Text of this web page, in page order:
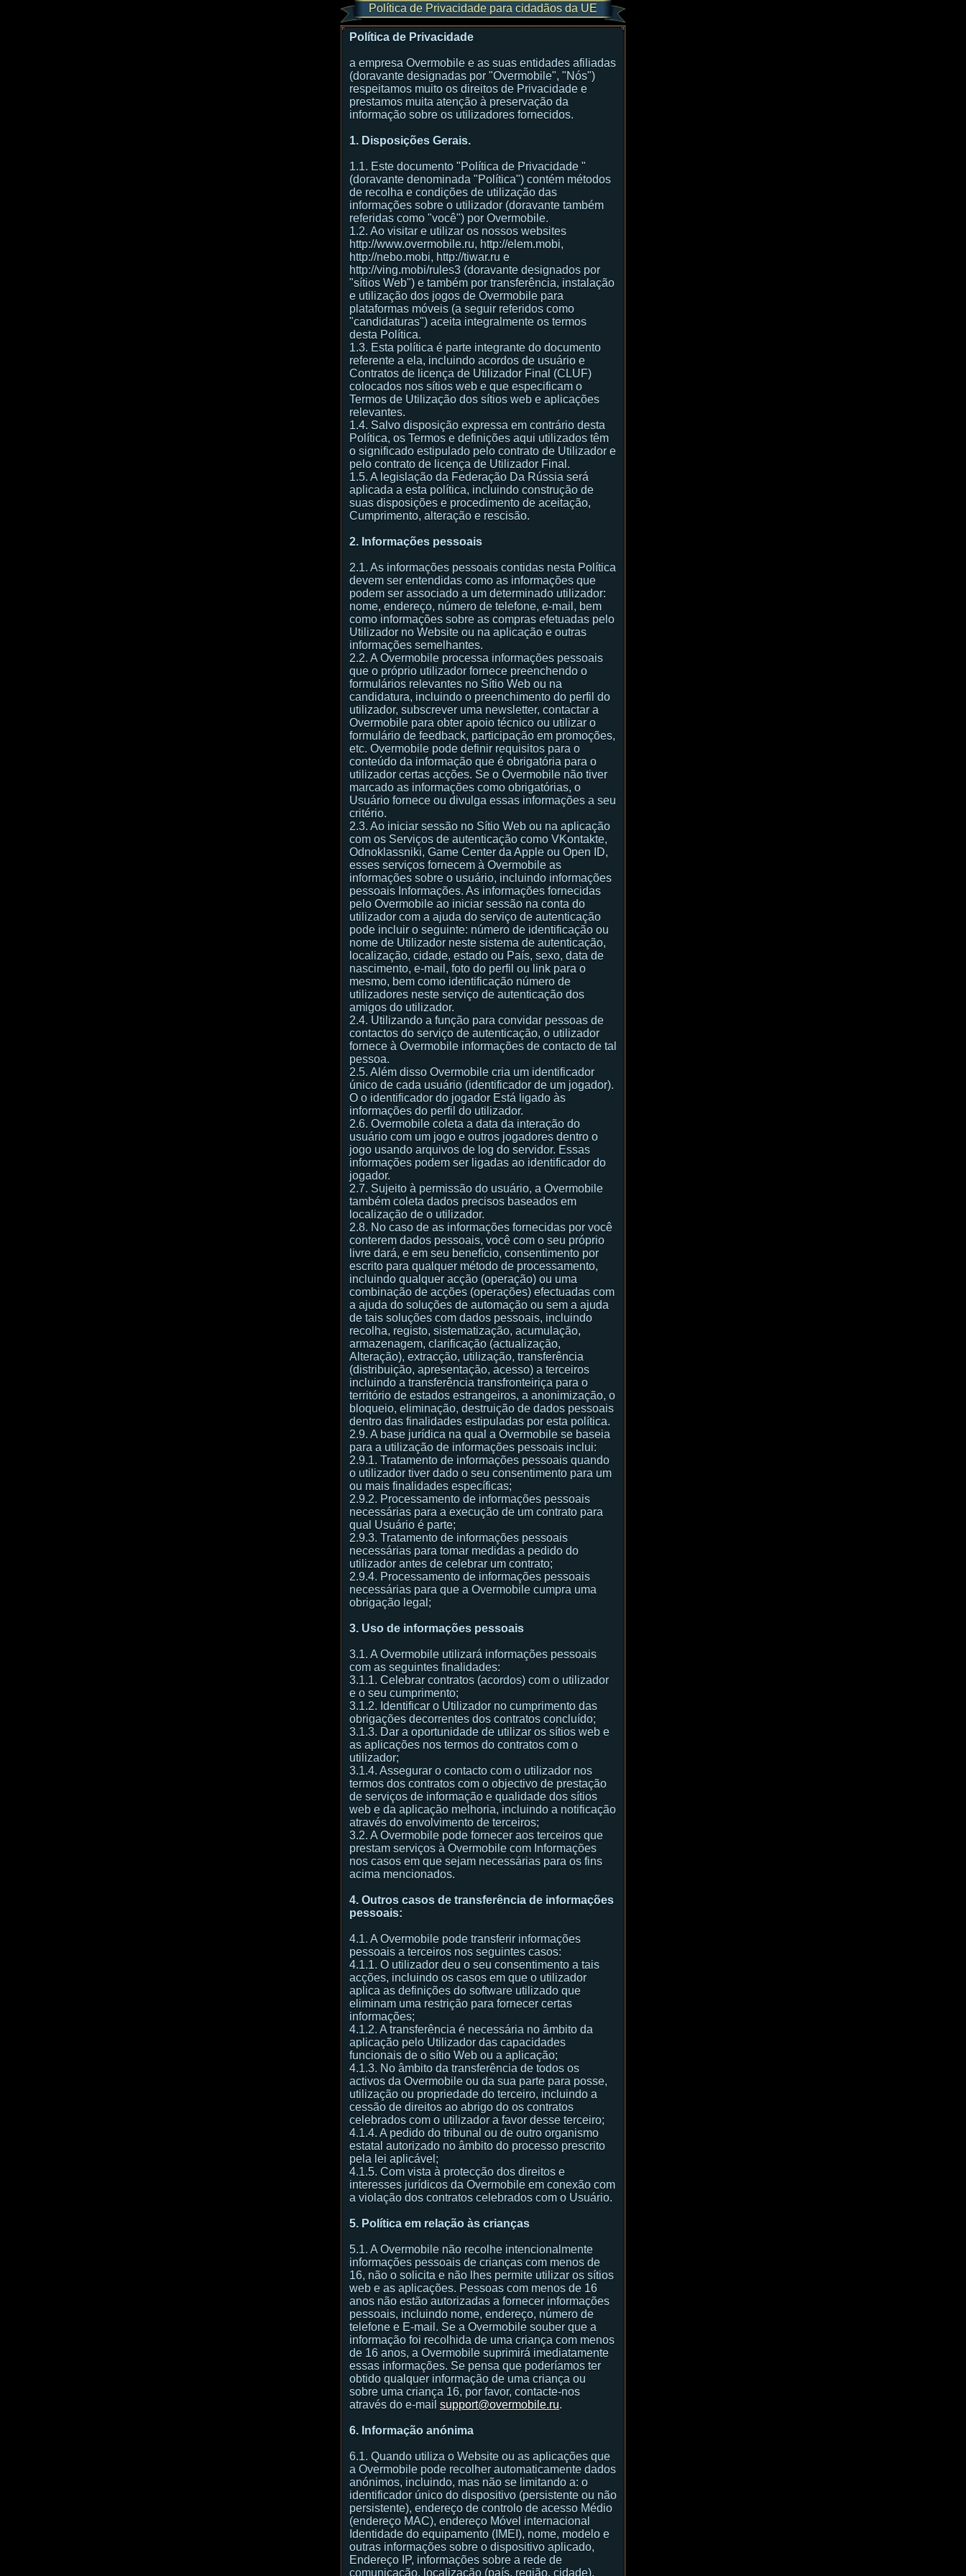
Política de Privacidade para cidadãos da UE
Política de Privacidade
a empresa Overmobile e as suas entidades afiliadas
(doravante designadas por "Overmobile", "Nós")
respeitamos muito os direitos de Privacidade e
prestamos muita atenção à preservação da
informação sobre os utilizadores fornecidos.
1. Disposições Gerais.
1.1. Este documento "Política de Privacidade "
(doravante denominada "Política") contém métodos
de recolha e condições de utilização das
informações sobre o utilizador (doravante também
referidas como "você") por Overmobile.
1.2. Ao visitar e utilizar os nossos websites
http://www.overmobile.ru, http://elem.mobi,
http://nebo.mobi, http://tiwar.ru e
http://ving.mobi/rules3 (doravante designados por
"sítios Web") e também por transferência, instalação
e utilização dos jogos de Overmobile para
plataformas móveis (a seguir referidos como
"candidaturas") aceita integralmente os termos
desta Política.
1.3. Esta política é parte integrante do documento
referente a ela, incluindo acordos de usuário e
Contratos de licença de Utilizador Final (CLUF)
colocados nos sítios web e que especificam o
Termos de Utilização dos sítios web e aplicações
relevantes.
1.4. Salvo disposição expressa em contrário desta
Política, os Termos e definições aqui utilizados têm
o significado estipulado pelo contrato de Utilizador e
pelo contrato de licença de Utilizador Final.
1.5. A legislação da Federação Da Rússia será
aplicada a esta política, incluindo construção de
suas disposições e procedimento de aceitação,
Cumprimento, alteração e rescisão.
2. Informações pessoais
2.1. As informações pessoais contidas nesta Política
devem ser entendidas como as informações que
podem ser associado a um determinado utilizador:
nome, endereço, número de telefone, e-mail, bem
como informações sobre as compras efetuadas pelo
Utilizador no Website ou na aplicação e outras
informações semelhantes.
2.2. A Overmobile processa informações pessoais
que o próprio utilizador fornece preenchendo o
formulários relevantes no Sítio Web ou na
candidatura, incluindo o preenchimento do perfil do
utilizador, subscrever uma newsletter, contactar a
Overmobile para obter apoio técnico ou utilizar o
formulário de feedback, participação em promoções,
etc. Overmobile pode definir requisitos para o
conteúdo da informação que é obrigatória para o
utilizador certas acções. Se o Overmobile não tiver
marcado as informações como obrigatórias, o
Usuário fornece ou divulga essas informações a seu
critério.
2.3. Ao iniciar sessão no Sítio Web ou na aplicação
com os Serviços de autenticação como VKontakte,
Odnoklassniki, Game Center da Apple ou Open ID,
esses serviços fornecem à Overmobile as
informações sobre o usuário, incluindo informações
pessoais Informações. As informações fornecidas
pelo Overmobile ao iniciar sessão na conta do
utilizador com a ajuda do serviço de autenticação
pode incluir o seguinte: número de identificação ou
nome de Utilizador neste sistema de autenticação,
localização, cidade, estado ou País, sexo, data de
nascimento, e-mail, foto do perfil ou link para o
mesmo, bem como identificação número de
utilizadores neste serviço de autenticação dos
amigos do utilizador.
2.4. Utilizando a função para convidar pessoas de
contactos do serviço de autenticação, o utilizador
fornece à Overmobile informações de contacto de tal
pessoa.
2.5. Além disso Overmobile cria um identificador
único de cada usuário (identificador de um jogador).
O o identificador do jogador Está ligado às
informações do perfil do utilizador.
2.6. Overmobile coleta a data da interação do
usuário com um jogo e outros jogadores dentro o
jogo usando arquivos de log do servidor. Essas
informações podem ser ligadas ao identificador do
jogador.
2.7. Sujeito à permissão do usuário, a Overmobile
também coleta dados precisos baseados em
localização de o utilizador.
2.8. No caso de as informações fornecidas por você
conterem dados pessoais, você com o seu próprio
livre dará, e em seu benefício, consentimento por
escrito para qualquer método de processamento,
incluindo qualquer acção (operação) ou uma
combinação de acções (operações) efectuadas com
a ajuda do soluções de automação ou sem a ajuda
de tais soluções com dados pessoais, incluindo
recolha, registo, sistematização, acumulação,
armazenagem, clarificação (actualização,
Alteração), extracção, utilização, transferência
(distribuição, apresentação, acesso) a terceiros
incluindo a transferência transfronteiriça para o
território de estados estrangeiros, a anonimização, o
bloqueio, eliminação, destruição de dados pessoais
dentro das finalidades estipuladas por esta política.
2.9. A base jurídica na qual a Overmobile se baseia
para a utilização de informações pessoais inclui:
2.9.1. Tratamento de informações pessoais quando
o utilizador tiver dado o seu consentimento para um
ou mais finalidades específicas;
2.9.2. Processamento de informações pessoais
necessárias para a execução de um contrato para
qual Usuário é parte;
2.9.3. Tratamento de informações pessoais
necessárias para tomar medidas a pedido do
utilizador antes de celebrar um contrato;
2.9.4. Processamento de informações pessoais
necessárias para que a Overmobile cumpra uma
obrigação legal;
3. Uso de informações pessoais
3.1. A Overmobile utilizará informações pessoais
com as seguintes finalidades:
3.1.1. Celebrar contratos (acordos) com o utilizador
e o seu cumprimento;
3.1.2. Identificar o Utilizador no cumprimento das
obrigações decorrentes dos contratos concluído;
3.1.3. Dar a oportunidade de utilizar os sítios web e
as aplicações nos termos do contratos com o
utilizador;
3.1.4. Assegurar o contacto com o utilizador nos
termos dos contratos com o objectivo de prestação
de serviços de informação e qualidade dos sítios
web e da aplicação melhoria, incluindo a notificação
através do envolvimento de terceiros;
3.2. A Overmobile pode fornecer aos terceiros que
prestam serviços à Overmobile com Informações
nos casos em que sejam necessárias para os fins
acima mencionados.
4. Outros casos de transferência de informações
pessoais:
4.1. A Overmobile pode transferir informações
pessoais a terceiros nos seguintes casos:
4.1.1. O utilizador deu o seu consentimento a tais
acções, incluindo os casos em que o utilizador
aplica as definições do software utilizado que
eliminam uma restrição para fornecer certas
informações;
4.1.2. A transferência é necessária no âmbito da
aplicação pelo Utilizador das capacidades
funcionais de o sítio Web ou a aplicação;
4.1.3. No âmbito da transferência de todos os
activos da Overmobile ou da sua parte para posse,
utilização ou propriedade do terceiro, incluindo a
cessão de direitos ao abrigo do os contratos
celebrados com o utilizador a favor desse terceiro;
4.1.4. A pedido do tribunal ou de outro organismo
estatal autorizado no âmbito do processo prescrito
pela lei aplicável;
4.1.5. Com vista à protecção dos direitos e
interesses jurídicos da Overmobile em conexão com
a violação dos contratos celebrados com o Usuário.
5. Política em relação às crianças
5.1. A Overmobile não recolhe intencionalmente
informações pessoais de crianças com menos de
16, não o solicita e não lhes permite utilizar os sítios
web e as aplicações. Pessoas com menos de 16
anos não estão autorizadas a fornecer informações
pessoais, incluindo nome, endereço, número de
telefone e E-mail. Se a Overmobile souber que a
informação foi recolhida de uma criança com menos
de 16 anos, a Overmobile suprimirá imediatamente
essas informações. Se pensa que poderíamos ter
obtido qualquer informação de uma criança ou
sobre uma criança 16, por favor, contacte-nos
através do e-mail support@overmobile.ru.
6. Informação anónima
6.1. Quando utiliza o Website ou as aplicações que
a Overmobile pode recolher automaticamente dados
anónimos, incluindo, mas não se limitando a: o
identificador único do dispositivo (persistente ou não
persistente), endereço de controlo de acesso Médio
(endereço MAC), endereço Móvel internacional
Identidade do equipamento (IMEI), nome, modelo e
outras informações sobre o dispositivo aplicado,
Endereço IP, informações sobre a rede de
comunicação, localização (país, região, cidade),